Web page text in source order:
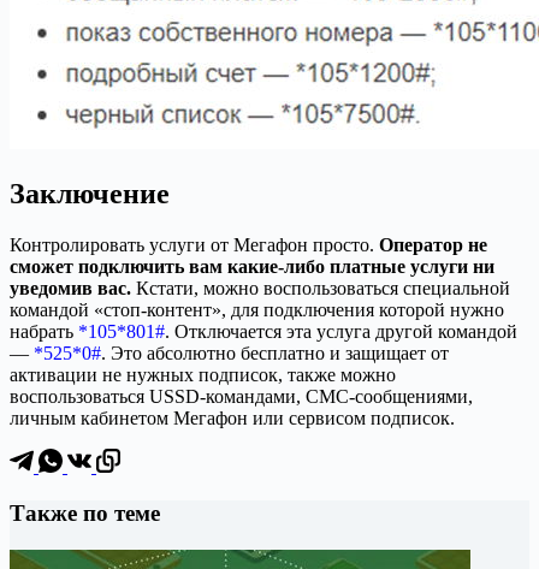
Заключение
Контролировать услуги от Мегафон просто. Оператор не
сможет подключить вам какие-либо платные услуги ни
уведомив вас. Кстати, можно воспользоваться специальной
командой «стоп-контент», для подключения которой нужно
набрать *105*801#. Отключается эта услуга другой командой
— *525*0#. Это абсолютно бесплатно и защищает от
активации не нужных подписок, также можно
воспользоваться USSD-командами, СМС-сообщениями,
личным кабинетом Мегафон или сервисом подписок.
Также по теме